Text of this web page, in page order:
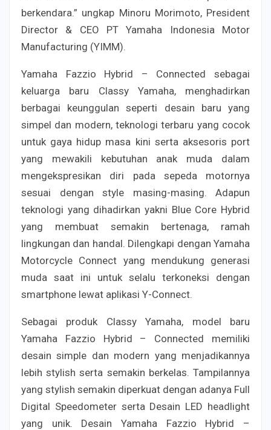
berkendara.” ungkap Minoru Morimoto, President
Director & CEO PT Yamaha Indonesia Motor
Manufacturing (YIMM).
Yamaha Fazzio Hybrid – Connected sebagai
keluarga baru Classy Yamaha, menghadirkan
berbagai keunggulan seperti desain baru yang
simpel dan modern, teknologi terbaru yang cocok
untuk gaya hidup masa kini serta aksesoris port
yang mewakili kebutuhan anak muda dalam
mengekspresikan diri pada sepeda motornya
sesuai dengan style masing-masing. Adapun
teknologi yang dihadirkan yakni Blue Core Hybrid
yang membuat semakin bertenaga, ramah
lingkungan dan handal. Dilengkapi dengan Yamaha
Motorcycle Connect yang mendukung generasi
muda saat ini untuk selalu terkoneksi dengan
smartphone lewat aplikasi Y-Connect.
Sebagai produk Classy Yamaha, model baru
Yamaha Fazzio Hybrid – Connected memiliki
desain simple dan modern yang menjadikannya
lebih stylish serta semakin berkelas. Tampilannya
yang stylish semakin diperkuat dengan adanya Full
Digital Speedometer serta Desain LED headlight
yang unik. Desain Yamaha Fazzio Hybrid –